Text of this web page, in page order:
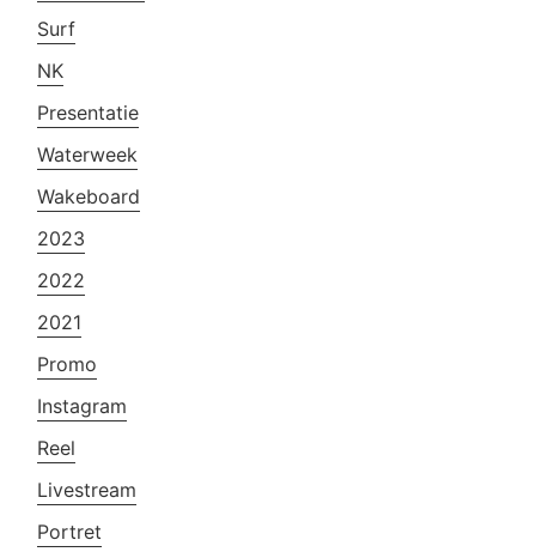
Surf
NK
Presentatie
Waterweek
Wakeboard
2023
2022
2021
Promo
Instagram
Reel
Livestream
Portret